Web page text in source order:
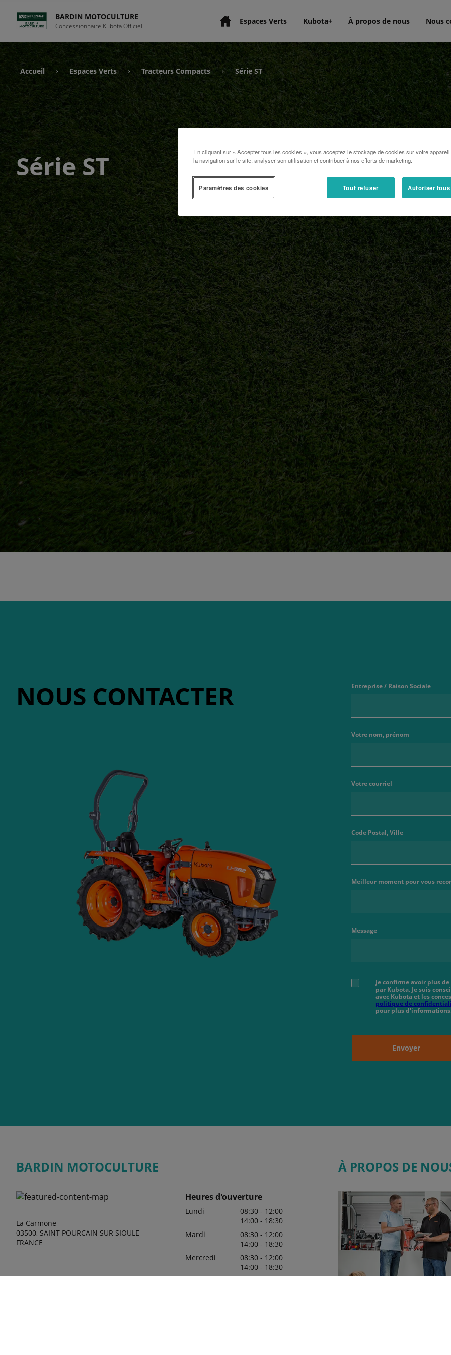
BARDIN MOTOCULTURE
Concessionnaire Kubota Officiel Espaces Verts Kubota+ À propos de nous Nous
Accueil › Espaces Verts › Tracteurs Compacts › Série ST
Série ST
NOUS CONTACTER Entreprise / Raison Sociale
Votre nom, prénom
Votre courriel
Code Postal, Ville
Meilleur moment pour vous
Message
Je confirme avoir plus
par Kubota. Je suis
avec Kubota et les
politique de
pour plus
Envoyer
BARDIN MOTOCULTURE
La Carmone
03500, SAINT POURCAIN SUR SIOULE
FRANCE
Heures d'ouverture
Lundi
08:30 - 12:00
14:00 - 18:30
Mardi
08:30 - 12:00
14:00 - 18:30
Mercredi
08:30 - 12:00
14:00 - 18:30
À PROPOS DE
En cliquant sur « Accepter tous les cookies », vous acceptez le stockage de cookies sur votre
la navigation sur le site, analyser son utilisation et contribuer à nos efforts de marketing.
Tout refuser Autoriser
Paramètres des cookies